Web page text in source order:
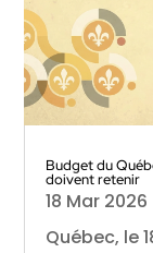
Budget du
doivent retenir
18 Mar 2026
Québec, le